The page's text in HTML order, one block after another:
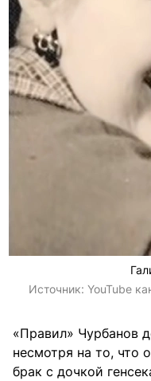
Источник: YouTube
«Правил» Чурбанов
несмотря на то, что
брак с дочкой